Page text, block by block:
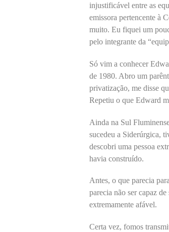
injustificável entre as
emissora pertencente à
muito. Eu fiquei um
pelo integrante da
Só vim a conhecer
de 1980. Abro um
privatização, me disse
Repetiu o que Edward
Ainda na Sul
sucedeu a Siderúrgica,
descobri uma pessoa
havia construído.
Antes, o que parecia
parecia não ser capaz
extremamente afável.
Certa vez, fomos